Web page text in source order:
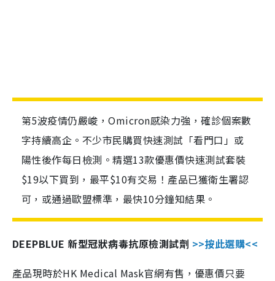
第5波疫情仍嚴峻，Omicron感染力強，確診個案數
字持續高企。不少市民購買快速測試「看門口」或
陽性後作每日檢測。精選13款優惠價快速測試套裝
$19以下買到，最平$10有交易！產品已獲衛生署認
可，或通過歐盟標準，最快10分鐘知結果。
DEEPBLUE 新型冠狀病毒抗原檢測試劑 >>按此選購<<
產品現時於HK Medical Mask官網有售，優惠價只要